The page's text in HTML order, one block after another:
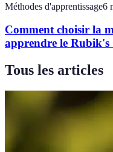
Méthodes d'apprentissage6
Comment choisir la
apprendre le Rubik's
Tous les articles